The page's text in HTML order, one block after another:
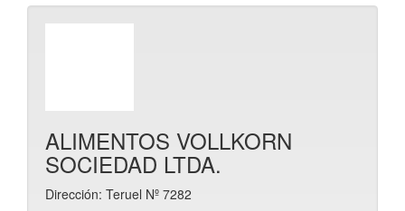
ALIMENTOS VOLLKORN
SOCIEDAD LTDA.
Dirección: Teruel Nº 7282